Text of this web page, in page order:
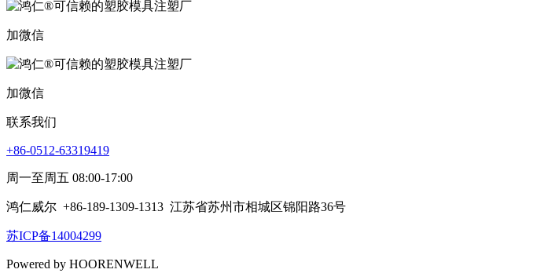
加微信
加微信
联系我们
+86-0512-63319419
周一至周五 08:00-17:00
鸿仁威尔 +86-189-1309-1313 江苏省苏州市相城区锦阳路36号
苏ICP备14004299
Powered by HOORENWELL